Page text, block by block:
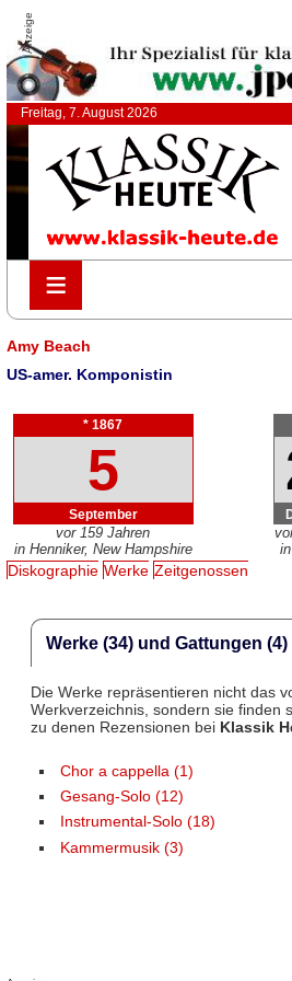
Anzeige
Freitag, 7. August 2026
≡
≡
Amy Beach
US-amer. Komponistin
* 1867
5
September
vor 159 Jahren
in Henniker, New Hampshire
Diskographie Werke Zeitgenossen
Werke (34) und Gattungen (4)
Die Werke repräsentieren nicht das
Werkverzeichnis, sondern sie finden
zu denen Rezensionen bei Klassik
Chor a cappella (1)
Gesang-Solo (12)
Instrumental-Solo (18)
Kammermusik (3)